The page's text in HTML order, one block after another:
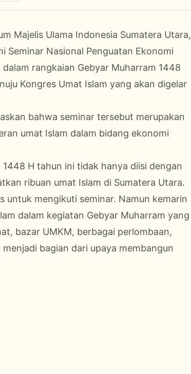
Majelis Ulama Indonesia Sumatera Utara,
Seminar Nasional Penguatan Ekonomi
rangkaian Gebyar Muharram 1448
Kongres Umat Islam yang akan digelar
bahwa seminar tersebut merupakan
umat Islam dalam bidang ekonomi
H tahun ini tidak hanya diisi dengan
ribuan umat Islam di Sumatera Utara.
untuk mengikuti seminar. Namun kemarin
dalam kegiatan Gebyar Muharram yang
bazar UMKM, berbagai perlombaan,
bagian dari upaya membangun